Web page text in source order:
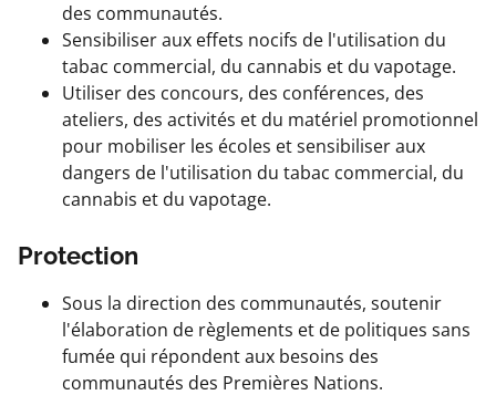
des communautés.
Sensibiliser aux effets nocifs de l'utilisation du
tabac commercial, du cannabis et du vapotage.
Utiliser des concours, des conférences, des
ateliers, des activités et du matériel promotionnel
pour mobiliser les écoles et sensibiliser aux
dangers de l'utilisation du tabac commercial, du
cannabis et du vapotage.
Protection
Sous la direction des communautés, soutenir
l'élaboration de règlements et de politiques sans
fumée qui répondent aux besoins des
communautés des Premières Nations.